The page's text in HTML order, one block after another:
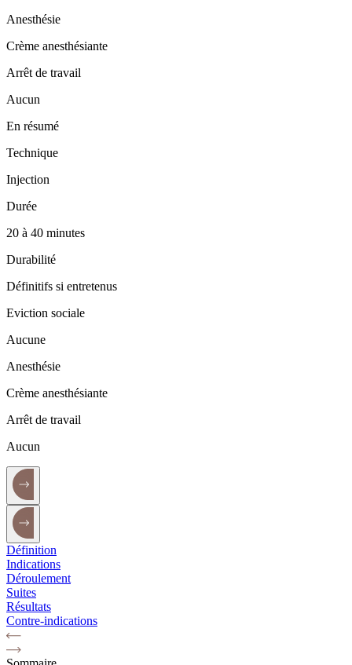
Anesthésie
Crème anesthésiante
Arrêt de travail
Aucun
En résumé
Technique
Injection
Durée
20 à 40 minutes
Durabilité
Définitifs si entretenus
Eviction sociale
Aucune
Anesthésie
Crème anesthésiante
Arrêt de travail
Aucun
Définition
Indications
Déroulement
Suites
Résultats
Contre-indications